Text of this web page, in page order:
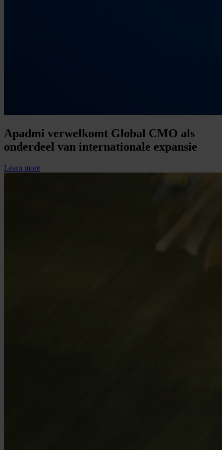
Apadmi verwelkomt Global CMO als
onderdeel van internationale expansie
Learn more